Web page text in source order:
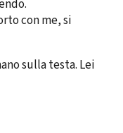
con me, si
sulla testa. Lei